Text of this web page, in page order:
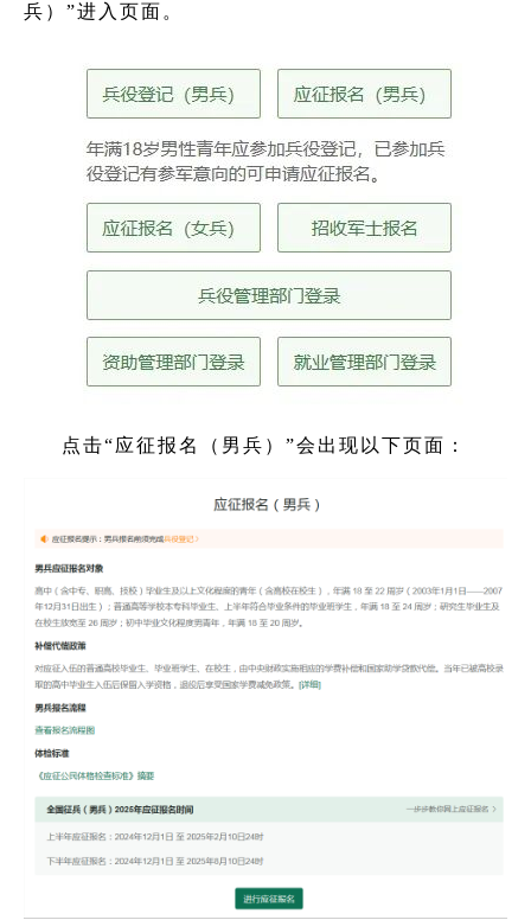
兵）”进入页面。
点击“应征报名（男兵）”会出现以下页面：